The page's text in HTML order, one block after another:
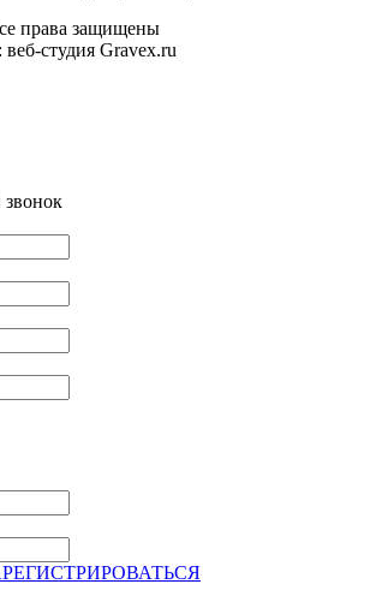
права защищены
веб-студия Gravex.ru
звонок